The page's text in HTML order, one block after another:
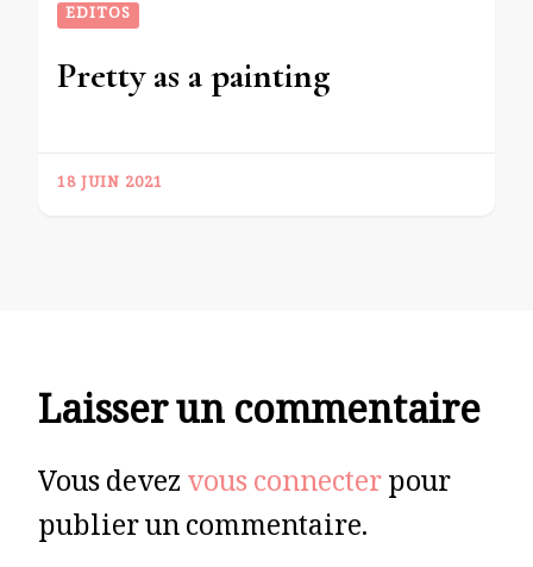
EDITOS
Pretty as a painting
18 JUIN 2021
Laisser un commentaire
Vous devezvous connecterpour
publier un commentaire.